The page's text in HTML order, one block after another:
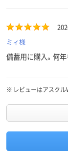
ミィ様
備蓄用に購入。何
※ レビューはアスクル